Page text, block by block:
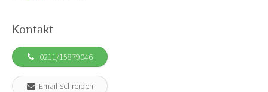
Kontakt
0211/15879046
Email Schreiben